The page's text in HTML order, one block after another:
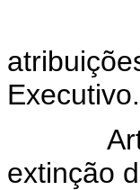
Executivo.
extinção